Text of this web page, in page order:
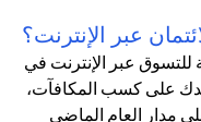
عبر الإنترنت؟
للتسوق عبر الإنترنت في
على كسب المكافآت،
مدار العام الماضي